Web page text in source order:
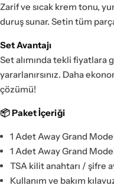
Zarif ve sıcak krem tonu,
duruş sunar. Setin tüm
Set Avantajı
Set alımında tekli
yararlanırsınız. Daha
çözümü!
📦 Paket İçeriği
1 Adet Away Grand
1 Adet Away Grand
TSA kilit anahtarı / şifre
Kullanım ve bakım